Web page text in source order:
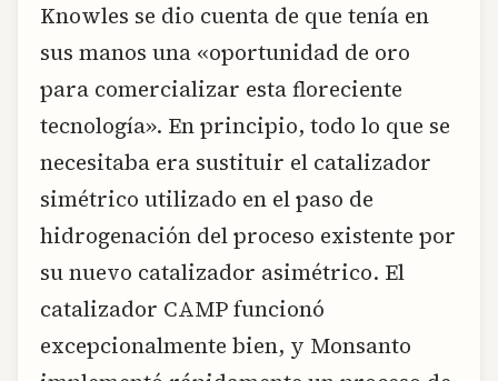
Knowles se dio cuenta de que tenía en
sus manos una «oportunidad de oro
para comercializar esta floreciente
tecnología». En principio, todo lo que se
necesitaba era sustituir el catalizador
simétrico utilizado en el paso de
hidrogenación del proceso existente por
su nuevo catalizador asimétrico. El
catalizador CAMP funcionó
excepcionalmente bien, y Monsanto